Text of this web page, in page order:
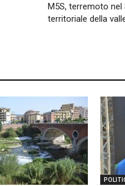
M5S, terremoto nel
territoriale della